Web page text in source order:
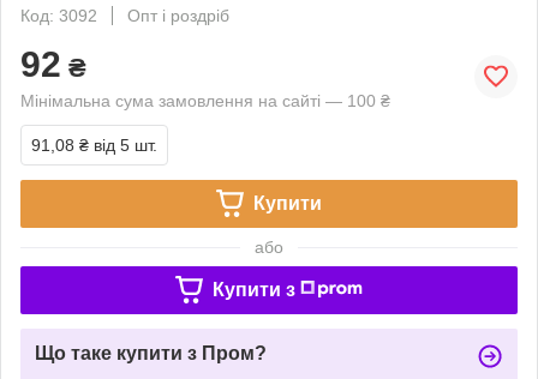
Код: 3092
Опт і роздріб
92 ₴
Мінімальна сума замовлення на сайті — 100 ₴
91,08 ₴ від 5 шт.
Купити
або
Купити з
Що таке купити з Пром?